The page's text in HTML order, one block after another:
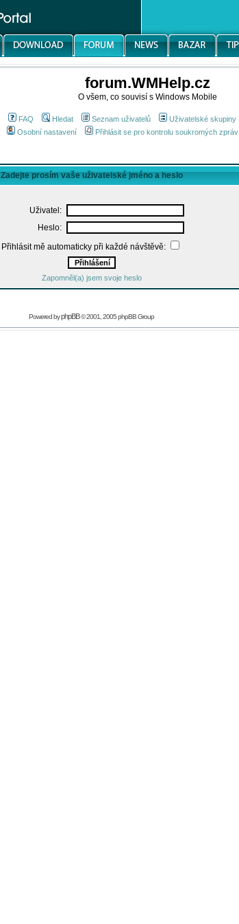
forum.WMHelp.cz
O všem, co souvisí s Windows Mobile
FAQ Hledat Seznam uživatelů Uživatelské skupiny
Osobní nastavení
Přihlásit se pro kontrolu soukromých zpráv
Zadejte prosím vaše uživatelské jméno a heslo
Uživatel:
Heslo:
Přihlásit mě automaticky při každé návštěvě:
Zapomněl(a) jsem svoje heslo
Powered byphpBB© 2001, 2005 phpBB Group